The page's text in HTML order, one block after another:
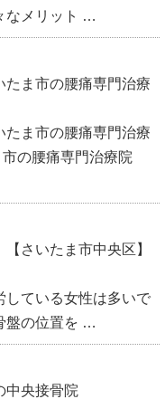
なメリット …
ま市の腰痛専門治療
ま市の腰痛専門治療
の腰痛専門治療院
さいたま市中央区】
ている女性は多いで
盤の位置を …
央接骨院